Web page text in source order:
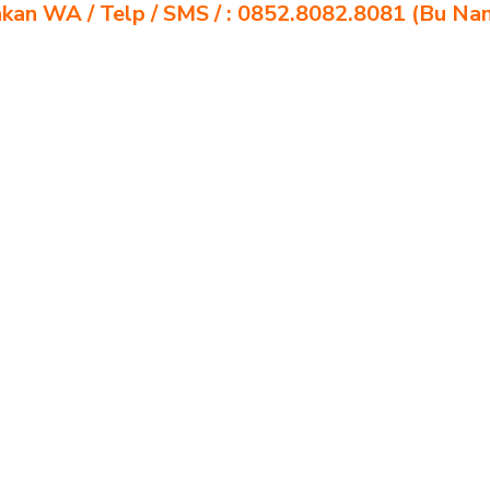
WA / Telp / SMS / : 0852.8082.8081 (Bu